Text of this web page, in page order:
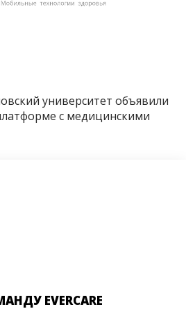
университет объявили
с медицинскими
EVERCARE